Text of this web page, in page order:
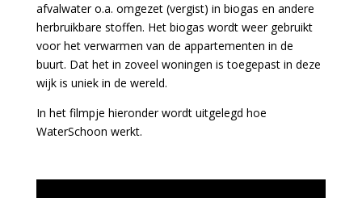
afvalwater o.a. omgezet (vergist) in biogas en andere
herbruikbare stoffen. Het biogas wordt weer gebruikt
voor het verwarmen van de appartementen in de
buurt. Dat het in zoveel woningen is toegepast in deze
wijk is uniek in de wereld.
In het filmpje hieronder wordt uitgelegd hoe
WaterSchoon werkt.